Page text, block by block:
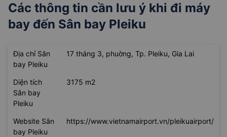
Các thông tin cần lưu ý khi đi máy
bay đến Sân bay Pleiku
Địa chỉ Sân
bay Pleiku
17 tháng 3, phuờng, Tp. Pleiku, Gia Lai
Diện tích
Sân bay
Pleiku
3175 m2
Website Sân
bay Pleiku
https://www.vietnamairport.vn/pleikuairport/